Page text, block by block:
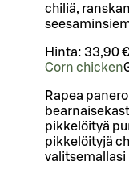
chiliä,
Hinta: 33,90 €
Corn chicken
Rapea
pikkelöityä
pikkelöityjä
valitsemallasi